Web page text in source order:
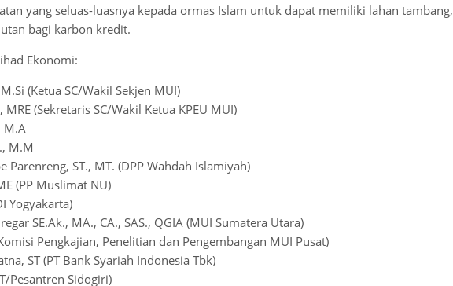
yang seluas-luasnya kepada ormas Islam untuk dapat memiliki lahan tambang,
bagi karbon kredit.
Ekonomi:
(Ketua SC/Wakil Sekjen MUI)
(Sekretaris SC/Wakil Ketua KPEU MUI)
M.A
M.M
Parenreng, ST., MT. (DPP Wahdah Islamiyah)
(PP Muslimat NU)
Yogyakarta)
SE.Ak., MA., CA., SAS., QGIA (MUI Sumatera Utara)
Pengkajian, Penelitian dan Pengembangan MUI Pusat)
ST (PT Bank Syariah Indonesia Tbk)
Pesantren Sidogiri)